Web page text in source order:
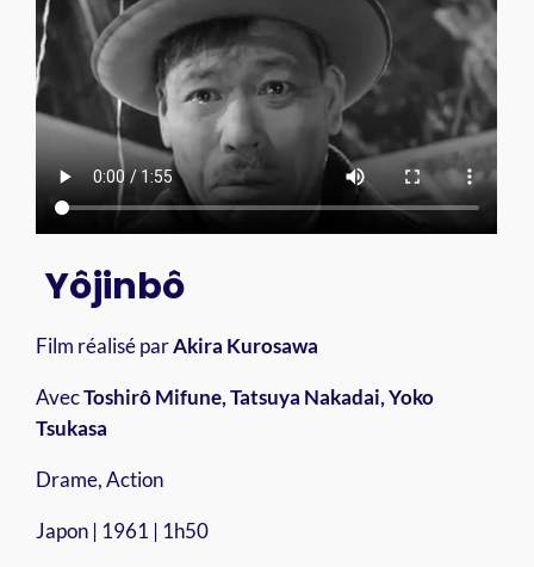
Yôjinbô
Film réalisé parAkira Kurosawa
AvecToshirô Mifune, Tatsuya Nakadai, Yoko
Tsukasa
Drame, Action
Japon | 1961 | 1h50